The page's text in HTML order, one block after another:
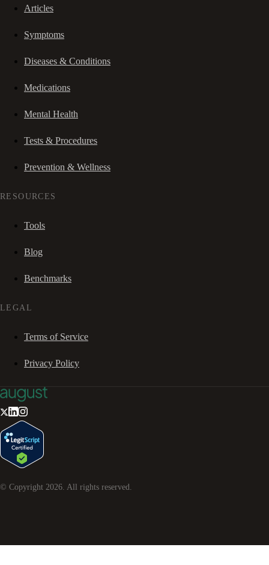
Articles
Symptoms
Diseases & Conditions
Medications
Mental Health
Tests & Procedures
Prevention & Wellness
RESOURCES
Tools
Blog
Benchmarks
LEGAL
Terms of Service
Privacy Policy
© Copyright 2026 . All rights reserved.